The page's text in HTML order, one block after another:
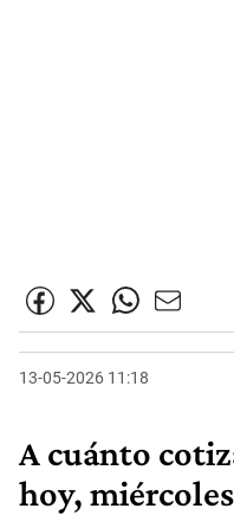
13-05-2026 11:18
A cuánto
hoy,